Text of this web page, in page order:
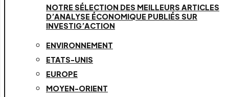
NOTRE SÉLECTION DES MEILLEURS ARTICLES
D’ANALYSE ÉCONOMIQUE PUBLIÉS SUR
INVESTIG’ACTION
ENVIRONNEMENT
ETATS-UNIS
EUROPE
MOYEN-ORIENT